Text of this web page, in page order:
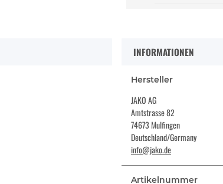
INFORMATIONEN
Hersteller
JAKO AG
Amtstrasse 82
74673 Mulfingen
Deutschland/Germany
info@jako.de
Artikelnummer